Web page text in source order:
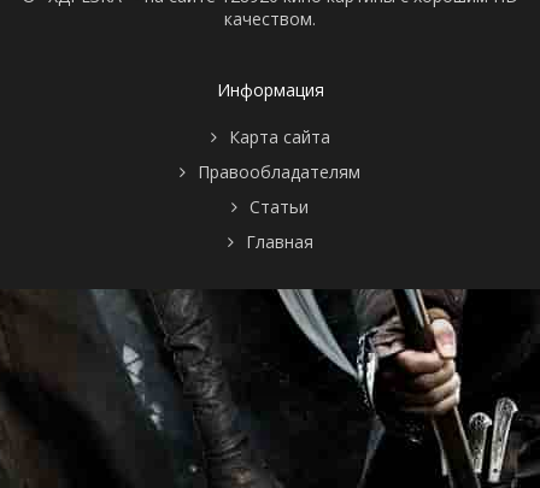
качеством.
Информация
Карта сайта
Правообладателям
Статьи
Главная